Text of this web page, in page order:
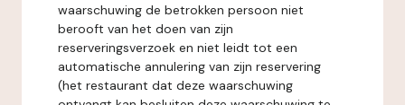
waarschuwing de betrokken persoon niet
berooft van het doen van zijn
reserveringsverzoek en niet leidt tot een
automatische annulering van zijn reservering
(het restaurant dat deze waarschuwing